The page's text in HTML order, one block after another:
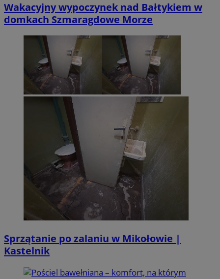
Wakacyjny wypoczynek nad Bałtykiem w
domkach Szmaragdowe Morze
Sprzątanie po zalaniu w Mikołowie |
Kastelnik